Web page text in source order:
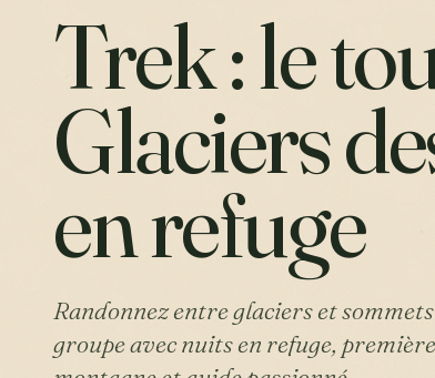
Trek : le
Glaciers
en refuge
Randonnez entre glaciers et
groupe avec nuits en refuge,